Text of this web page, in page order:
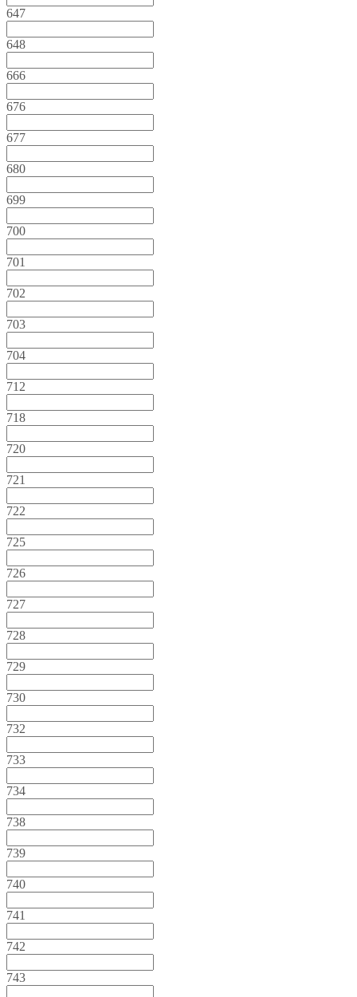
647
648
666
676
677
680
699
700
701
702
703
704
712
718
720
721
722
725
726
727
728
729
730
732
733
734
738
739
740
741
742
743